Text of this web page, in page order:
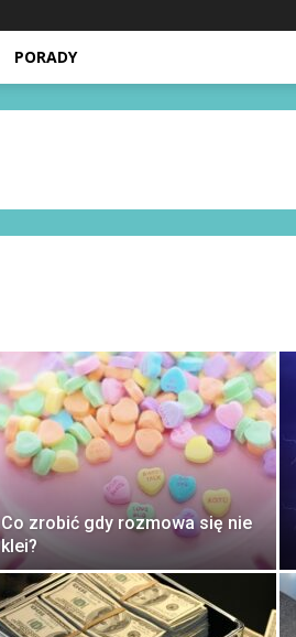
PORADY
Co zrobić gdy rozmowa się nie
klei?